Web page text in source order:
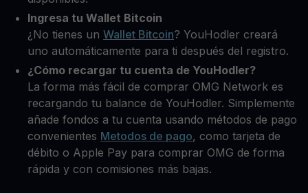
Ingresa tu Wallet Bitcoin
¿No tienes un Wallet Bitcoin? YouHodler creará
uno automáticamente para ti después del registro.
¿Cómo recargar tu cuenta de YouHodler?
La forma más fácil de comprar OMG Network es
recargando tu balance de YouHodler. Simplemente
añade fondos a tu cuenta usando métodos de pago
convenientes Metodos de pago, como tarjeta de
débito o Apple Pay para comprar OMG de forma
rápida y con comisiones más bajas.